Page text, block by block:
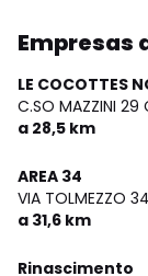
Empresas
LE COCOTTES
C.SO MAZZINI 29
a 28,5 km
AREA 34
VIA TOLMEZZO
a 31,6 km
Rinascimento